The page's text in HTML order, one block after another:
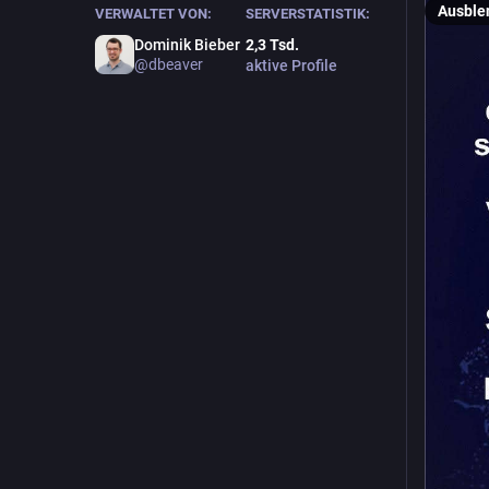
VERWALTET VON:
Dominik Bieber
@dbeaver
SERVERSTATISTIK:
2,3Tsd.
aktive Profile